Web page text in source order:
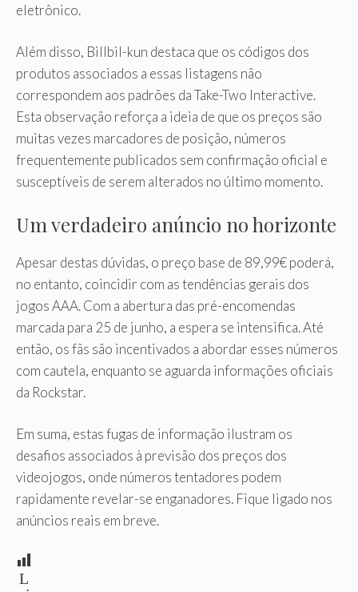
eletrônico.
Além disso, Billbil-kun destaca que os códigos dos
produtos associados a essas listagens não
correspondem aos padrões da Take-Two Interactive.
Esta observação reforça a ideia de que os preços são
muitas vezes marcadores de posição, números
frequentemente publicados sem confirmação oficial e
susceptíveis de serem alterados no último momento.
Um verdadeiro anúncio no horizonte
Apesar destas dúvidas, o preço base de 89,99€ poderá,
no entanto, coincidir com as tendências gerais dos
jogos AAA. Com a abertura das pré-encomendas
marcada para 25 de junho, a espera se intensifica. Até
então, os fãs são incentivados a abordar esses números
com cautela, enquanto se aguarda informações oficiais
da Rockstar.
Em suma, estas fugas de informação ilustram os
desafios associados à previsão dos preços dos
videojogos, onde números tentadores podem
rapidamente revelar-se enganadores. Fique ligado nos
anúncios reais em breve.
L